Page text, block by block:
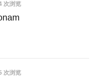
次浏览
次浏览